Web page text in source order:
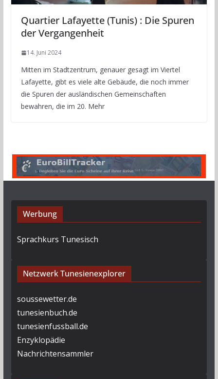
Quartier Lafayette (Tunis) : Die Spuren
der Vergangenheit
14. Juni 2024
Mitten im Stadtzentrum, genauer gesagt im Viertel
Lafayette, gibt es viele alte Gebäude, die noch immer
die Spuren der ausländischen Gemeinschaften
bewahren, die im 20. Mehr
Werbung
Sprachkurs Tunesisch
Netzwerk Tunesienexplorer
soussewetter.de
tunesienbuch.de
tunesienfussball.de
Enzyklopädie
Nachrichtensammler